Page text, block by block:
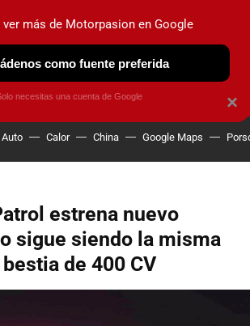
ELÉCTRICOS OBSERVATORIO
Calor China Google Maps
estrena nuevo
sigue siendo la misma
de 400 CV
×
ver más de Motorpasion en Google
como fuente preferida
necesitas una cuenta de Google